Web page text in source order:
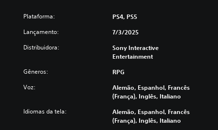
Plataforma: PS4, PS5
Lançamento: 7/3/2025
Distribuidora:
Sony Interactive
Entertainment
Gêneros: RPG
Voz:
Alemão, Espanhol, Francês
(França), Inglês, Italiano
Idiomas da tela:
Alemão, Espanhol, Francês
(França), Inglês, Italiano